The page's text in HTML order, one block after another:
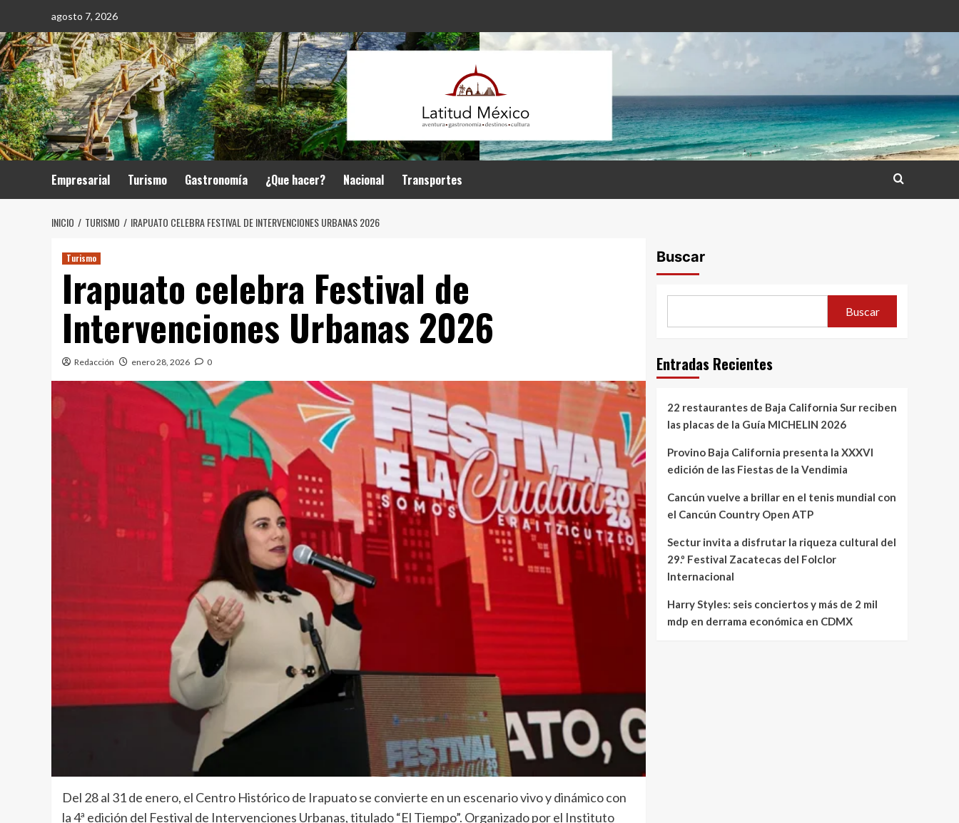
contenido
agosto 7, 2026
Empresarial Turismo Gastronomía ¿Que hacer? Nacional Transportes
INICIO TURISMO IRAPUATO CELEBRA FESTIVAL DE INTERVENCIONES URBANAS 2026
Turismo
Irapuato celebra Festival de
Intervenciones Urbanas 2026
Redacción enero 28, 2026 0
Del 28 al 31 de enero, el Centro Histórico de Irapuato se convierte en un escenario vivo y dinámico con
la 4ª edición del Festival de Intervenciones Urbanas, titulado “El Tiempo”. Organizado por el Instituto
Buscar
Buscar
Entradas Recientes
22 restaurantes de Baja California Sur reciben
las placas de la Guía MICHELIN 2026
Provino Baja California presenta la XXXVI
edición de las Fiestas de la Vendimia
Cancún vuelve a brillar en el tenis mundial con
el Cancún Country Open ATP
Sectur invita a disfrutar la riqueza cultural del
29.º Festival Zacatecas del Folclor
Internacional
Harry Styles: seis conciertos y más de 2 mil
mdp en derrama económica en CDMX